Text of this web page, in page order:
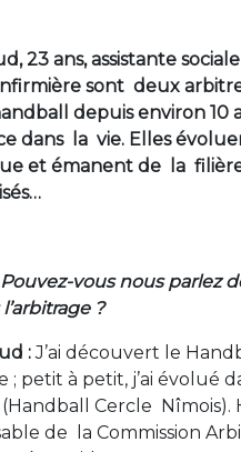
23 ans, assistante
sont deux
depuis environ 10
dans la vie. Elles
et émanent de la
Pouvez-vous nous parlez
?
:J’ai découvert le
; petit à petit, j’ai évolué
Cercle Nîmois).
de la Commission